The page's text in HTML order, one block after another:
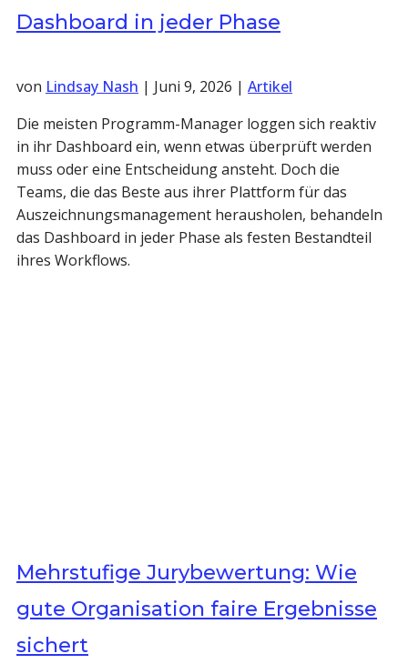
Dashboard in jeder Phase
von Lindsay Nash | Juni 9, 2026 | Artikel
Die meisten Programm-Manager loggen sich reaktiv
in ihr Dashboard ein, wenn etwas überprüft werden
muss oder eine Entscheidung ansteht. Doch die
Teams, die das Beste aus ihrer Plattform für das
Auszeichnungsmanagement herausholen, behandeln
das Dashboard in jeder Phase als festen Bestandteil
ihres Workflows.
Mehrstufige Jurybewertung: Wie
gute Organisation faire Ergebnisse
sichert